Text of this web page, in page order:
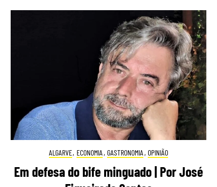
ALGARVE, ECONOMIA , GASTRONOMIA , OPINIÃO
Em defesa do bife minguado | Por José